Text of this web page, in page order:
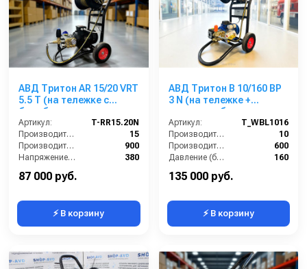
АВД Тритон AR 15/20 VRT
5.5 T (на тележке с
барабаном, электрика с
термозащитой )
Артикул:
T-RR15.20N
Производительность (л/мин):
15
Производительность (л/ч):
900
Напряжение (В):
380
Рабочее давление (бар):
87 000 руб.
⚡ В корзину
АВД Тритон В 10/160 ВР
3 N (на тележке +
катушка + блок
электрики с тепловым
реле)
Артикул:
T_WBL1016
Производительность (л/мин):
10
Производительность (л/ч):
600
Давление (бар):
160
135 000 руб.
⚡ В корзину